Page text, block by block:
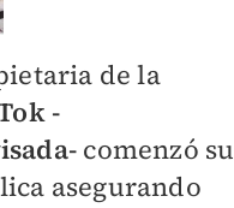
de la
-
comenzó su
asegurando